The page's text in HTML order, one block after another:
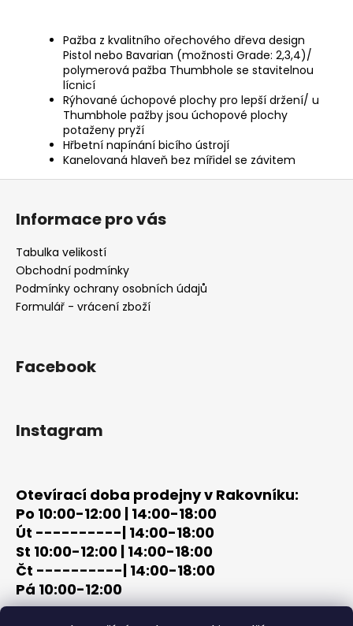
Pažba z kvalitního ořechového dřeva design
Pistol nebo Bavarian (možnosti Grade: 2,3,4)/
polymerová pažba Thumbhole se stavitelnou
lícnicí
Rýhované úchopové plochy pro lepší držení/ u
Thumbhole pažby jsou úchopové plochy
potaženy pryží
Hřbetní napínání bicího ústrojí
Kanelovaná hlaveň bez mířidel se závitem
Z
Informace pro vás
Tabulka velikostí
Obchodní podmínky
Podmínky ochrany osobních údajů
Formulář - vrácení zboží
Facebook
Instagram
Otevírací doba prodejny v Rakovníku:
Po 10:00-12:00 | 14:00-18:00
Út ----------| 14:00-18:00
St 10:00-12:00 | 14:00-18:00
Čt ----------| 14:00-18:00
Pá 10:00-12:00